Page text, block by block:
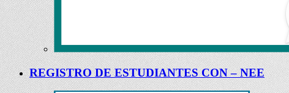
REGISTRO DE ESTUDIANTES CON – NEE